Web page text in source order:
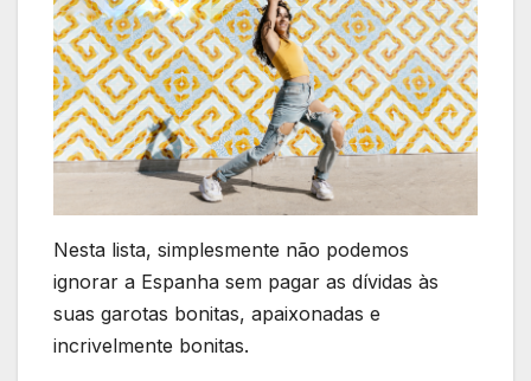
Nesta lista, simplesmente não podemos
ignorar a Espanha sem pagar as dívidas às
suas garotas bonitas, apaixonadas e
incrivelmente bonitas.